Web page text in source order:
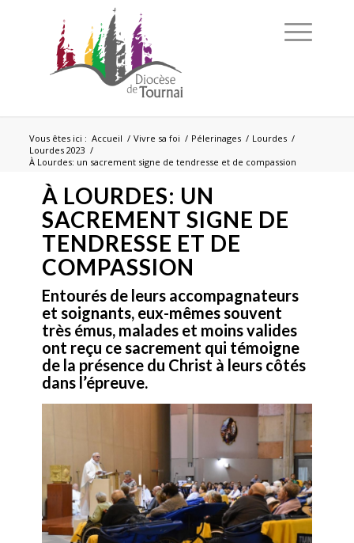
Vous êtes ici : Accueil / Vivre sa foi / Pélerinages / Lourdes /
Lourdes 2023 /
À Lourdes: un sacrement signe de tendresse et de compassion
À LOURDES: UN
SACREMENT SIGNE DE
TENDRESSE ET DE
COMPASSION
Entourés de leurs accompagnateurs
et soignants, eux-mêmes souvent
très émus, malades et moins valides
ont reçu ce sacrement qui témoigne
de la présence du Christ à leurs côtés
dans l’épreuve.